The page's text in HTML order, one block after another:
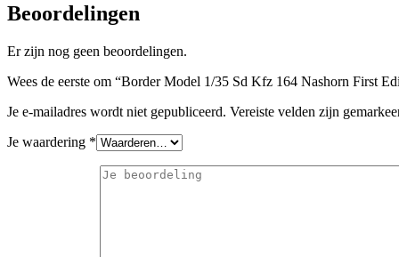
Beoordelingen
Er zijn nog geen beoordelingen.
Wees de eerste om “Border Model 1/35 Sd Kfz 164 Nashorn First
Je e-mailadres wordt niet gepubliceerd. Vereiste velden zijn
Je waardering *